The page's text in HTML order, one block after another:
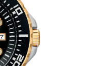
+7 ( 705 ) 181-42-50
info@vetervremeni.kz